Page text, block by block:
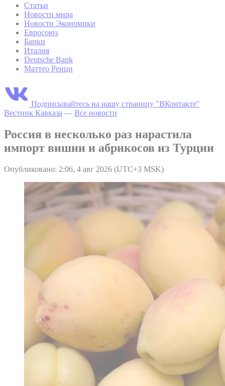
Статьи
Новости мира
Новости Экономики
Евросоюз
Банки
Италия
Deutsche Bank
Маттео Ренци
Подписывайтесь на нашу страницу "ВКонтакте"
Вестник Кавказа — Все новости
Россия в несколько раз нарастила
импорт вишни и абрикосов из Турции
Опубликовано: 2:06, 4 авг 2026 (UTC+3 MSK)